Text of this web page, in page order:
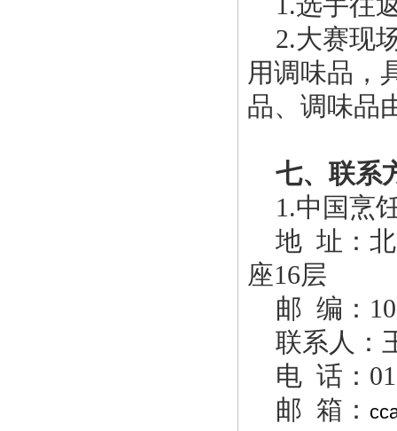
2.大赛现
用调味品，
品、调味品
七、联系
1.中国烹
地 址：北
座16层
邮 编：
联系人：
电 话：
邮 箱：